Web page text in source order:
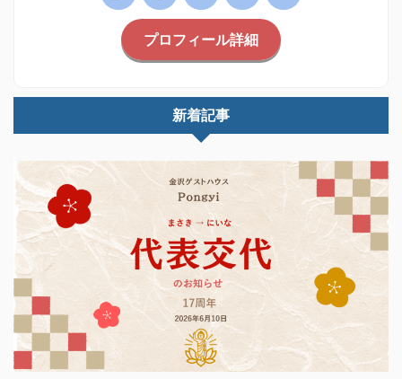
プロフィール詳細
新着記事